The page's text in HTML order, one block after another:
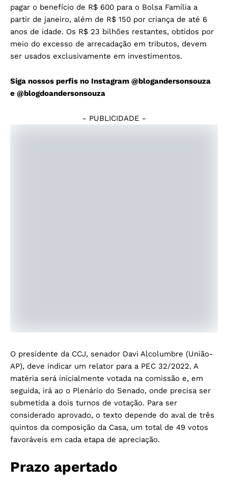
pagar o benefício de R$ 600 para o Bolsa Família a
partir de janeiro, além de R$ 150 por criança de até 6
anos de idade. Os R$ 23 bilhões restantes, obtidos por
meio do excesso de arrecadação em tributos, devem
ser usados exclusivamente em investimentos.
Siga nossos perfis no Instagram @blogandersonsouza
e @blogdoandersonsouza
- PUBLICIDADE -
O presidente da CCJ, senador Davi Alcolumbre (União-
AP), deve indicar um relator para a PEC 32/2022. A
matéria será inicialmente votada na comissão e, em
seguida, irá ao o Plenário do Senado, onde precisa ser
submetida a dois turnos de votação. Para ser
considerado aprovado, o texto depende do aval de três
quintos da composição da Casa, um total de 49 votos
favoráveis em cada etapa de apreciação.
Prazo apertado